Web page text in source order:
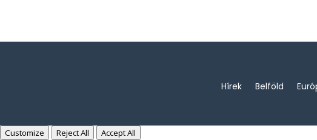
Hírek Belföld
Customize Reject All Accept All